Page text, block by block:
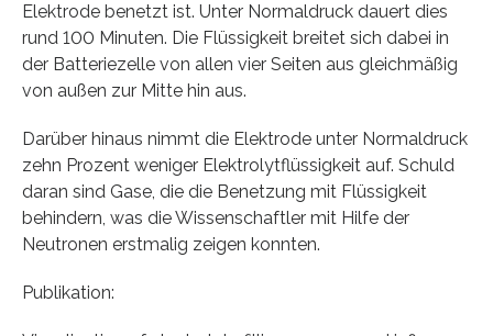
Elektrode benetzt ist. Unter Normaldruck dauert dies
rund 100 Minuten. Die Flüssigkeit breitet sich dabei in
der Batteriezelle von allen vier Seiten aus gleichmäßig
von außen zur Mitte hin aus.
Darüber hinaus nimmt die Elektrode unter Normaldruck
zehn Prozent weniger Elektrolytflüssigkeit auf. Schuld
daran sind Gase, die die Benetzung mit Flüssigkeit
behindern, was die Wissenschaftler mit Hilfe der
Neutronen erstmalig zeigen konnten.
Publikation: